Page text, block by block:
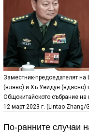
Заместник-председателят
(вляво) и Хъ Уейдун (вдясно)
Общокитайското събрание на
12 март 2023 г. (Lintao Zhang/
По-ранните случаи